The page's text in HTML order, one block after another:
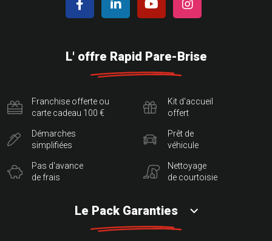
L' offre Rapid Pare-Brise
Franchise offerte ou
carte cadeau 100 €
Démarches
simplifiées
Pas d'avance
de frais
Kit d'accueil
offert
Prêt de
véhicule
Nettoyage
de courtoisie
Le Pack Garanties